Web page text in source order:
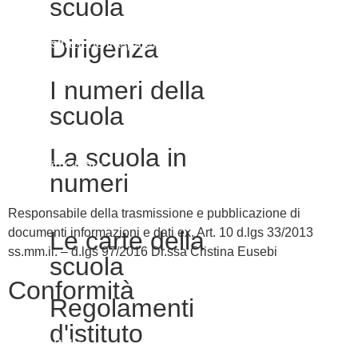
scuola
Dirigenza
I numeri della
scuola
La scuola in
numeri
Le carte della
scuola
Regolamenti
d'istituto
Contatti
Amministrazione trasparente
Scuola in Chiaro
Responsabile della trasmissione e pubblicazione di
documenti informazioni e dati ex. Art. 10 d.lgs 33/2013
ss.mm.ii. – d.lgs 97/2016 Dr.ssa Cristina Eusebi
Conformità
Privacy Policy